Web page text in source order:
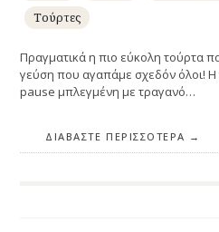
Τούρτες
Πραγματικά η πιο εύκολη τούρτα
γεύση που αγαπάμε σχεδόν όλοι! Η
pause μπλεγμένη με τραγανό…
ΔΙΑΒΆΣΤΕ ΠΕΡΙΣΣΌΤΕΡΑ